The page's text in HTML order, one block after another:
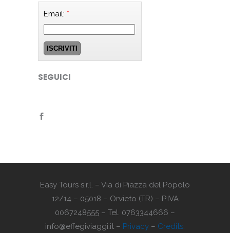
Email: *
SEGUICI
Easy Tours s.r.l. – Via di Piazza del Popolo
12/14 – 05018 – Orvieto (TR) – P.IVA
0067248555 – Tel. 0763344666 –
info@effegiviaggi.it – Privacy – Credits: